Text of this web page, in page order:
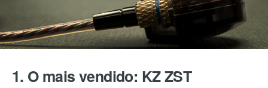
1. O mais vendido: KZ ZST